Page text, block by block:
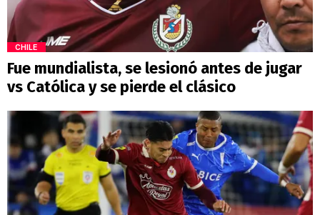
CHILE
Fue mundialista, se lesionó antes de jugar
vs Católica y se pierde el clásico